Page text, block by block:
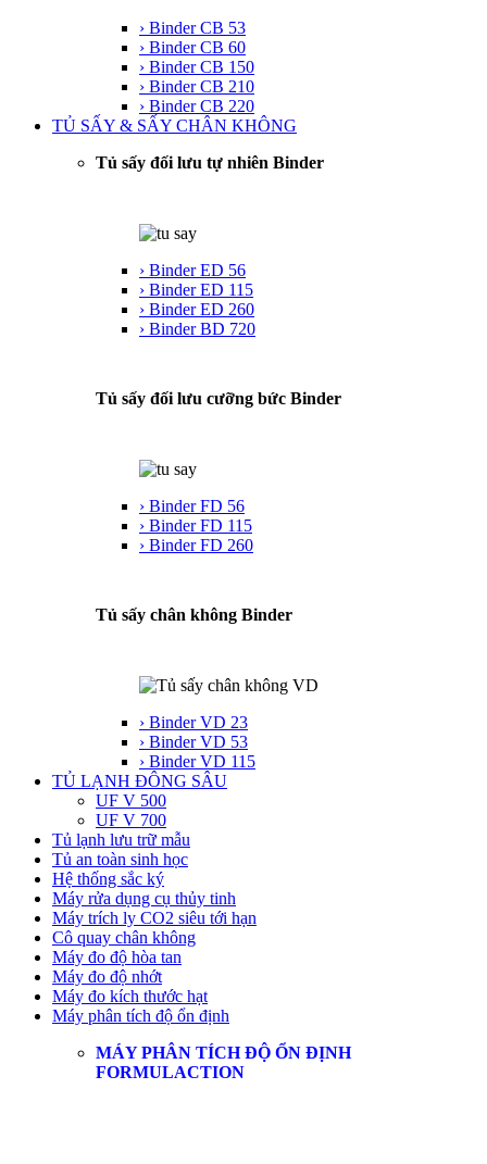
› Binder CB 53
› Binder CB 60
› Binder CB 150
› Binder CB 210
› Binder CB 220
TỦ SẤY & SẤY CHÂN KHÔNG
Tủ sấy đối lưu tự nhiên Binder
› Binder ED 56
› Binder ED 115
› Binder ED 260
› Binder BD 720
Tủ sấy đối lưu cưỡng bức Binder
› Binder FD 56
› Binder FD 115
› Binder FD 260
Tủ sấy chân không Binder
› Binder VD 23
› Binder VD 53
› Binder VD 115
TỦ LẠNH ĐÔNG SÂU
UF V 500
UF V 700
Tủ lạnh lưu trữ mẫu
Tủ an toàn sinh học
Hệ thống sắc ký
Máy rửa dụng cụ thủy tinh
Máy trích ly CO2 siêu tới hạn
Cô quay chân không
Máy đo độ hòa tan
Máy đo độ nhớt
Máy đo kích thước hạt
Máy phân tích độ ổn định
MÁY PHÂN TÍCH ĐỘ ỔN ĐỊNH
FORMULACTION